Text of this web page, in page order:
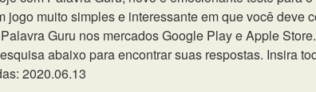
jogo muito simples e interessante em que você deve
Guru nos mercados Google Play e Apple
abaixo para encontrar suas respostas. Insira
2020.06.13